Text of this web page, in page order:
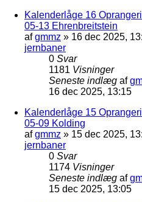
Kalenderlåge 16
05-13 Ehrenbreitstein
afgmmz » 16 dec 2025,
jernbaner
0 Svar
1181 Visninger
Seneste indlæg af
16 dec 2025, 13:15
Kalenderlåge 15
05-09 Kolding
afgmmz » 15 dec 2025,
jernbaner
0 Svar
1174 Visninger
Seneste indlæg af
15 dec 2025, 13:05